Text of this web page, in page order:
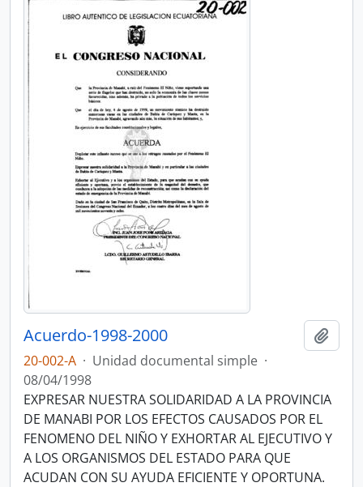
Acuerdo-1998-2000
20-002-A · Unidad documental simple ·
08/04/1998
EXPRESAR NUESTRA SOLIDARIDAD A LA PROVINCIA
DE MANABI POR LOS EFECTOS CAUSADOS POR EL
FENOMENO DEL NIÑO Y EXHORTAR AL EJECUTIVO Y
A LOS ORGANISMOS DEL ESTADO PARA QUE
ACUDAN CON SU AYUDA EFICIENTE Y OPORTUNA.